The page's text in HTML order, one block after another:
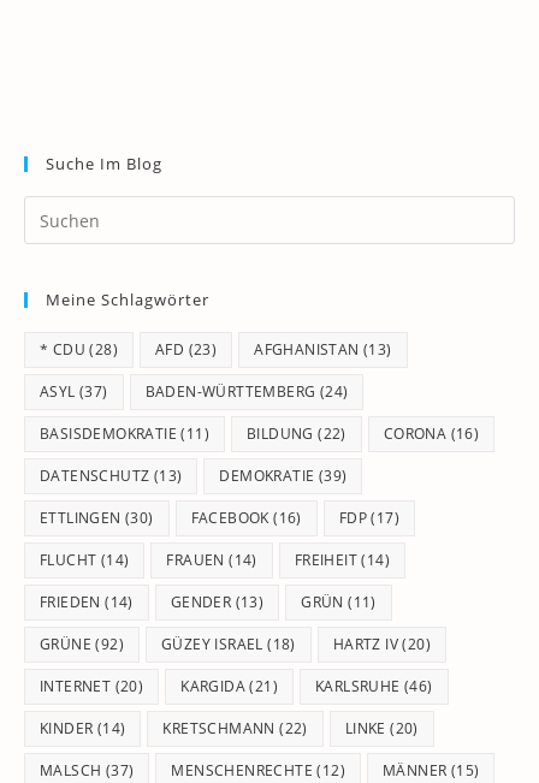
Suche Im Blog
Meine Schlagwörter
* CDU (28) AFD (23) AFGHANISTAN (13)
ASYL (37) BADEN-WÜRTTEMBERG (24)
BASISDEMOKRATIE (11) BILDUNG (22) CORONA (16)
DATENSCHUTZ (13) DEMOKRATIE (39)
ETTLINGEN (30) FACEBOOK (16) FDP(17)
FLUCHT (14) FRAUEN (14) FREIHEIT(14)
FRIEDEN (14) GENDER (13) GRÜN (11)
GRÜNE (92) GÜZEY ISRAEL (18) HARTZ IV(20)
INTERNET (20) KARGIDA(21) KARLSRUHE (46)
KINDER (14) KRETSCHMANN (22) LINKE (20)
MALSCH (37) MENSCHENRECHTE (12) MÄNNER (15)